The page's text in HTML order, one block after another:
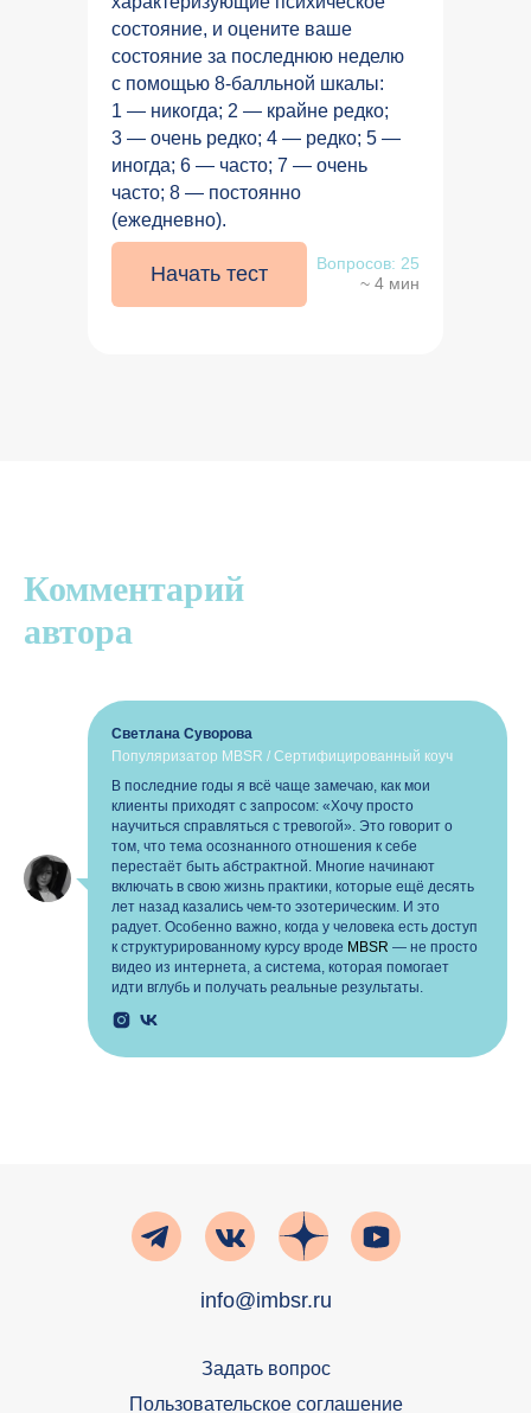
Начать тест
состояние, и оцените ваше
состояние за последнюю неделю
с помощью 8-балльной шкалы:
1 — никогда; 2 — крайне редко;
3 — очень редко; 4 — редко; 5 —
иногда; 6 — часто; 7 — очень
часто; 8 — постоянно
(ежедневно).
Вопросов: 25
~ 4 мин
Комментарий
автора
Светлана Суворова
Популяризатор MBSR / Сертифицированный коуч
В последние годы я всё чаще замечаю, как мои
клиенты приходят с запросом: «Хочу просто
научиться справляться с тревогой». Это говорит о
том, что тема осознанного отношения к себе
перестаёт быть абстрактной. Многие начинают
включать в свою жизнь практики, которые ещё десять
лет назад казались чем-то эзотерическим. И это
радует. Особенно важно, когда у человека есть доступ
к структурированному курсу вроде MBSR — не просто
видео из интернета, а система, которая помогает
идти вглубь и получать реальные результаты.
Задать вопрос
Пользовательское соглашение
info@imbsr.ru